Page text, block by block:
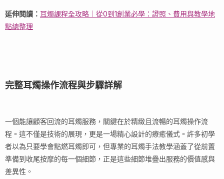
延伸閱讀： 耳燭課程全攻略｜從0到1創業必學：證照、費用與教學地
點總整理
完整耳燭操作流程與步驟詳解
一個能讓顧客回流的耳燭服務，關鍵在於精緻且流暢的耳燭操作流
程。這不僅是技術的展現，更是一場精心設計的療癒儀式。許多初學
者以為只要學會點燃耳燭即可，但專業的耳燭手法教學涵蓋了從前置
準備到收尾按摩的每一個細節，正是這些細節堆疊出服務的價值感與
差異性。